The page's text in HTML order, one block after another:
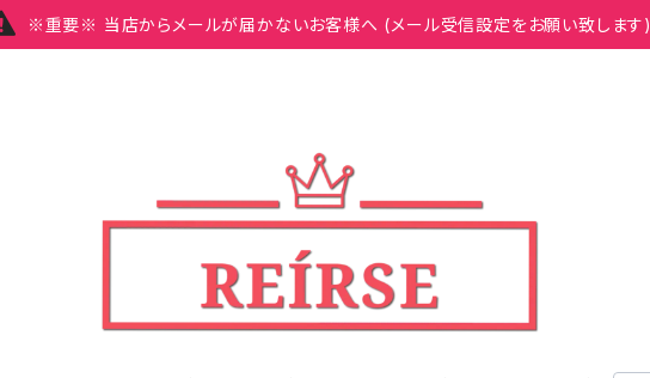
※重要※ 当店からメールが届かないお客様へ (メール受信設定をお願い致します)